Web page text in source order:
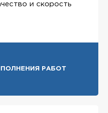
и скорость
РАБОТ